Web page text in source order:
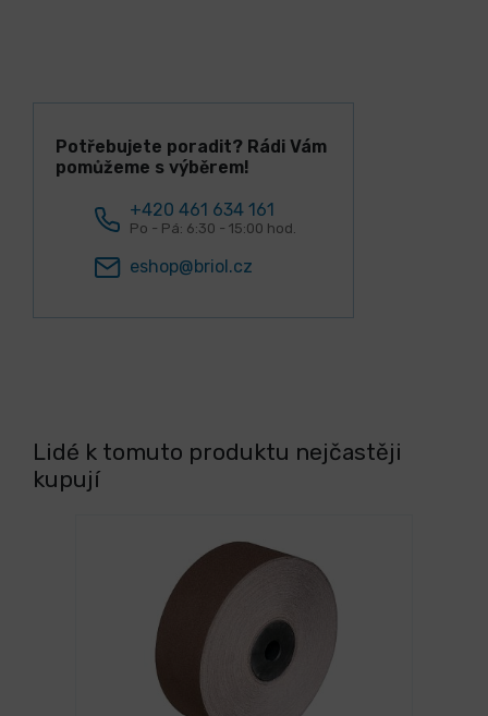
Potřebujete poradit? Rádi Vám
pomůžeme s výběrem!
+420 461 634 161
Po - Pá: 6:30 - 15:00 hod.
eshop@briol.cz
Lidé k tomuto produktu nejčastěji
kupují